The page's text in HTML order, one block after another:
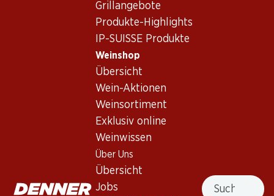
Grillangebote
Produkte-Highlights
IP-SUISSE Produkte
Weinshop
Übersicht
Wein-Aktionen
Weinsortiment
Exklusiv online
Weinwissen
Über Uns
Übersicht
Jobs
Suche
Malbec
2025
59.40
Flasche: 9.90